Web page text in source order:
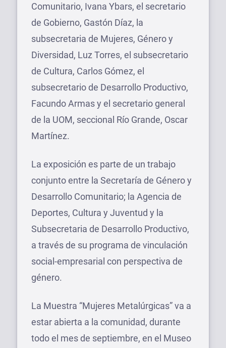
Comunitario, Ivana Ybars, el secretario
de Gobierno, Gastón Díaz, la
subsecretaria de Mujeres, Género y
Diversidad, Luz Torres, el subsecretario
de Cultura, Carlos Gómez, el
subsecretario de Desarrollo Productivo,
Facundo Armas y el secretario general
de la UOM, seccional Río Grande, Oscar
Martínez.
La exposición es parte de un trabajo
conjunto entre la Secretaría de Género y
Desarrollo Comunitario; la Agencia de
Deportes, Cultura y Juventud y la
Subsecretaria de Desarrollo Productivo,
a través de su programa de vinculación
social-empresarial con perspectiva de
género.
La Muestra “Mujeres Metalúrgicas” va a
estar abierta a la comunidad, durante
todo el mes de septiembre, en el Museo